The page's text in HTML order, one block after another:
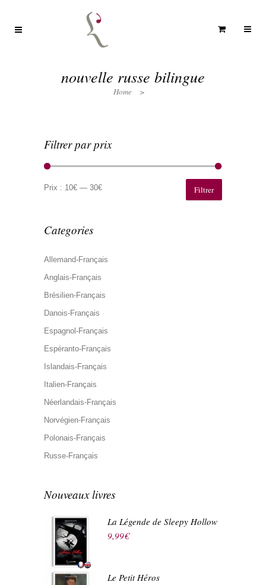
nouvelle russe bilingue
Home >
Filtrer par prix
min
max
Filtrer
Prix : 10€ — 30€
Categories
Allemand-Français
Anglais-Français
Brésilien-Français
Danois-Français
Espagnol-Français
Espéranto-Français
Islandais-Français
Italien-Français
Néerlandais-Français
Norvégien-Français
Polonais-Français
Russe-Français
Nouveaux livres
La Légende de Sleepy Hollow
9,99€
Le Petit Héros